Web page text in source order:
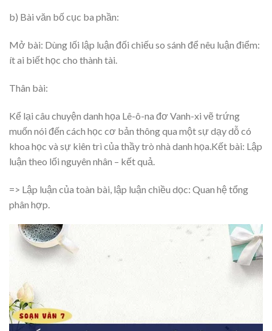
b) Bài văn bố cục ba phần:
Mở bài: Dùng lối lập luận đối chiếu so sánh để nêu luận điểm:
ít ai biết học cho thành tài.
Thân bài:
Kể lại câu chuyện danh họa Lê-ô-na đơ Vanh-xi vẽ trứng
muốn nói đến cách học cơ bản thông qua một sự dạy dỗ có
khoa học và sự kiên trì của thầy trò nhà danh họa.Kết bài: Lập
luận theo lối nguyên nhân – kết quả.
=> Lập luận của toàn bài, lập luận chiều dọc: Quan hệ tổng
phân hợp.